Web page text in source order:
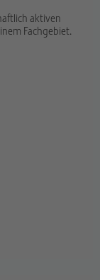
aktiven
Fachgebiet.